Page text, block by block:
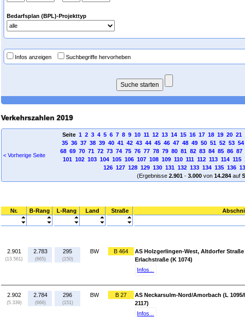
Bedarfsplan (BPL)-Projekttyp
Infos anzeigen Suchbegriffe hervorheben
Verkehrszahlen 2019
< Vorherige Seite
Seite 1 2 3 4 5 6 7 8 9 10 11 12 13 14 15 16 17 18 19 20 21
35 36 37 38 39 40 41 42 43 44 45 46 47 48 49 50 51 52 53 54
68 69 70 71 72 73 74 75 76 77 78 79 80 81 82 83 84 85 86 87
101 102 103 104 105 106 107 108 109 110 111 112 113 114 115
126 127 128 129 130 131 132 133 134 135 136
(Ergebnisse 2.901- 3.000von 14.284auf
Nr. B-Rang L-Rang Land Straße
2.901
(13.561)
2.783
(665)
295
(150)
BW B 464
AS Holzgerlingen-West, Altdorfer
Erlachstraße (K 1074)
Infos...
2.902
(5.339)
2.784
(666)
296
(151)
BW B 27
AS Neckarsulm-Nord/Amorbach (L
2117)
Infos...